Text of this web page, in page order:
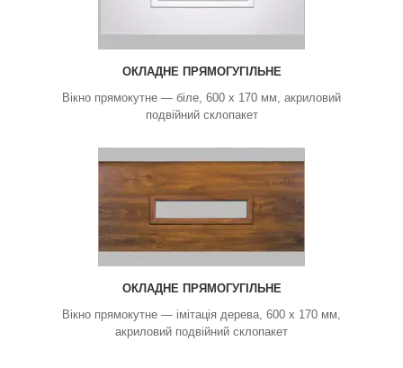
ОКЛАДНЕ ПРЯМОГУГІЛЬНЕ
Вікно прямокутне — біле, 600 х 170 мм, акриловий
подвійний склопакет
ОКЛАДНЕ ПРЯМОГУГІЛЬНЕ
Вікно прямокутне — імітація дерева, 600 х 170 мм,
акриловий подвійний склопакет